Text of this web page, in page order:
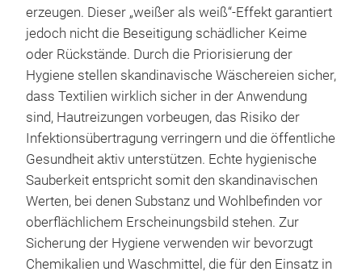
erzeugen. Dieser „weißer als weiß“-Effekt garantiert
jedoch nicht die Beseitigung schädlicher Keime
oder Rückstände. Durch die Priorisierung der
Hygiene stellen skandinavische Wäschereien sicher,
dass Textilien wirklich sicher in der Anwendung
sind, Hautreizungen vorbeugen, das Risiko der
Infektionsübertragung verringern und die öffentliche
Gesundheit aktiv unterstützen. Echte hygienische
Sauberkeit entspricht somit den skandinavischen
Werten, bei denen Substanz und Wohlbefinden vor
oberflächlichem Erscheinungsbild stehen. Zur
Sicherung der Hygiene verwenden wir bevorzugt
Chemikalien und Waschmittel, die für den Einsatz in